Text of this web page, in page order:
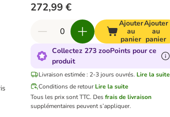
272,99 €
Ajouter
au
panier
Ajouter
au
panier
Collectez 273 zooPoints pour ce
produit
Livraison estimée : 2-3 jours ouvrés. Lire la suite
Conditions de retour Lire la suite
Tous les prix sont TTC. Desfrais de livraison
supplémentaires peuvent s’appliquer.